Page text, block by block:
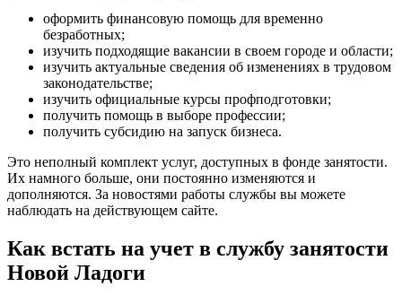
оформить финансовую помощь для временно
безработных;
изучить подходящие вакансии в своем городе и области;
изучить актуальные сведения об изменениях в трудовом
законодательстве;
изучить официальные курсы профподготовки;
получить помощь в выборе профессии;
получить субсидию на запуск бизнеса.
Это неполный комплект услуг, доступных в фонде занятости.
Их намного больше, они постоянно изменяются и
дополняются. За новостями работы службы вы можете
наблюдать на действующем сайте.
Как встать на учет в службу занятости
Новой Ладоги